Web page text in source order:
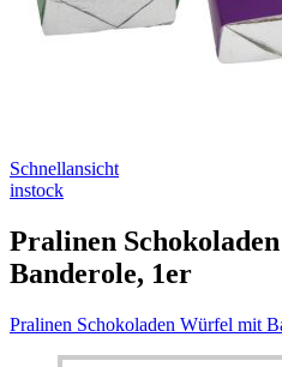
Schnellansicht
instock
Pralinen
Banderole, 1er
Pralinen Schokoladen Würfel mit